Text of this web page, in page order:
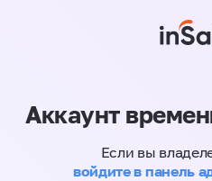
Аккаунт
Если вы
войдите в панель